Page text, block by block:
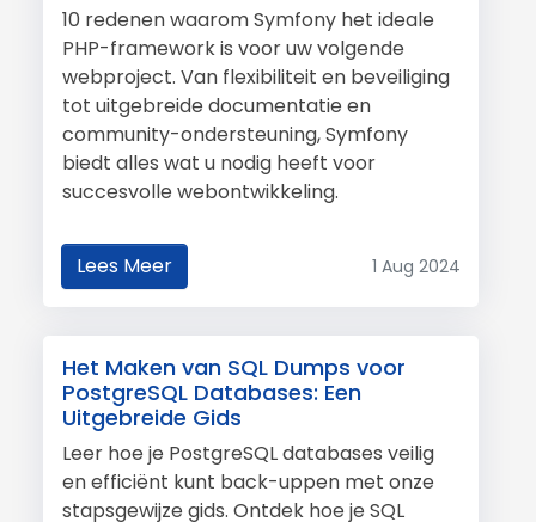
10 redenen waarom Symfony het ideale
PHP-framework is voor uw volgende
webproject. Van flexibiliteit en beveiliging
tot uitgebreide documentatie en
community-ondersteuning, Symfony
biedt alles wat u nodig heeft voor
succesvolle webontwikkeling.
Lees Meer 1 Aug 2024
Het Maken van SQL Dumps voor
PostgreSQL Databases: Een
Uitgebreide Gids
Leer hoe je PostgreSQL databases veilig
en efficiënt kunt back-uppen met onze
stapsgewijze gids. Ontdek hoe je SQL